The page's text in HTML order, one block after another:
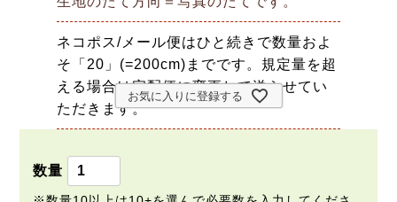
ネコポス/メール便はひと続きで数量およ
そ「20」(=200cm)までです。規定量を超
える場合は宅配便に変更して送らせてい
ただきます。
お気に入りに登録する